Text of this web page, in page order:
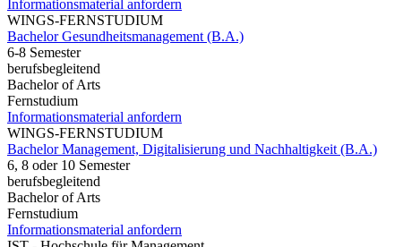
Informationsmaterial anfordern
WINGS-FERNSTUDIUM
Bachelor Gesundheitsmanagement (B.A.)
6-8 Semester
berufsbegleitend
Bachelor of Arts
Fernstudium
Informationsmaterial anfordern
WINGS-FERNSTUDIUM
Bachelor Management, Digitalisierung und Nachhaltigkeit (B.A.)
6, 8 oder 10 Semester
berufsbegleitend
Bachelor of Arts
Fernstudium
Informationsmaterial anfordern